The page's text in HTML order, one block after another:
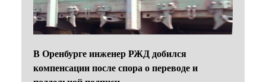
В Оренбурге инженер РЖД добился
компенсации после спора о переводе и